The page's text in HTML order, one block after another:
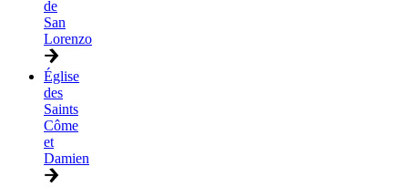
de
San
Lorenzo
Église
des
Saints
Côme
et
Damien